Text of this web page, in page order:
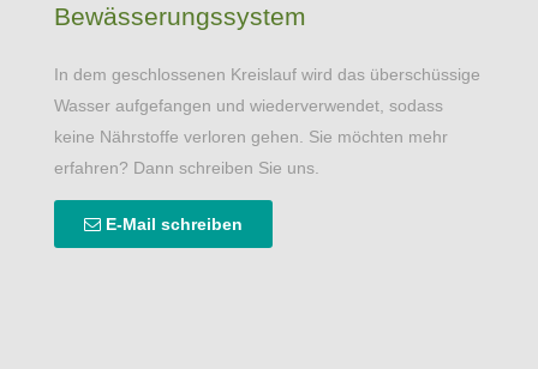
Bewässerungssystem
In dem geschlossenen Kreislauf wird das überschüssige
Wasser aufgefangen und wiederverwendet, sodass
keine Nährstoffe verloren gehen. Sie möchten mehr
erfahren? Dann schreiben Sie uns.
E-Mail schreiben